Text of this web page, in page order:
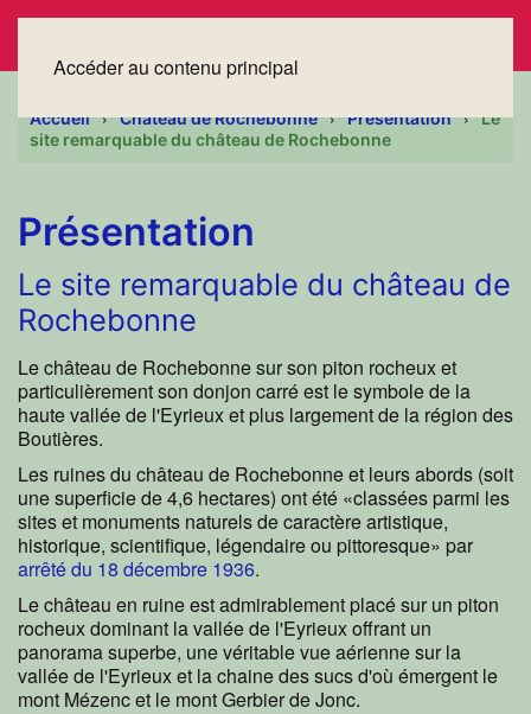
Accéder au contenu principal
Accueil Château de Rochebonne Présentation
Le
site remarquable du château de Rochebonne
Présentation
Le site remarquable du château de
Rochebonne
Le château de Rochebonne sur son piton rocheux et
particulièrement son donjon carré est le symbole de la
haute vallée de l'Eyrieux et plus largement de la région des
Boutières.
Les ruines du château de Rochebonne et leurs abords (soit
une superficie de 4,6 hectares) ont été «classées parmi les
sites et monuments naturels de caractère artistique,
historique, scientifique, légendaire ou pittoresque» par
arrêté du 18 décembre 1936.
Le château en ruine est admirablement placé sur un piton
rocheux dominant la vallée de l'Eyrieux offrant un
panorama superbe, une véritable vue aérienne sur la
vallée de l'Eyrieux et la chaine des sucs d'où émergent le
mont Mézenc et le mont Gerbier de Jonc.